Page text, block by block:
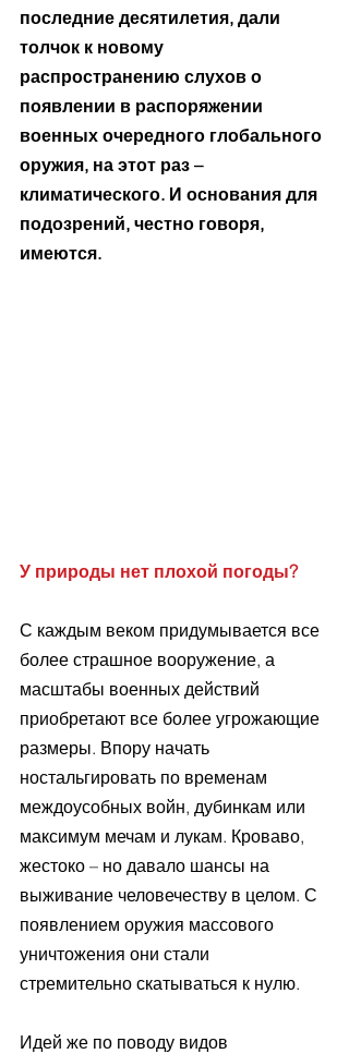
последние десятилетия, дали
толчок к новому
распространению слухов о
появлении в распоряжении
военных очередного глобального
оружия, на этот раз –
климатического. И основания для
подозрений, честно говоря,
имеются.
У природы нет плохой погоды?
С каждым веком придумывается все
более страшное вооружение, а
масштабы военных действий
приобретают все более угрожающие
размеры. Впору начать
ностальгировать по временам
междоусобных войн, дубинкам или
максимум мечам и лукам. Кроваво,
жестоко – но давало шансы на
выживание человечеству в целом. С
появлением оружия массового
уничтожения они стали
стремительно скатываться к нулю.
Идей же по поводу видов